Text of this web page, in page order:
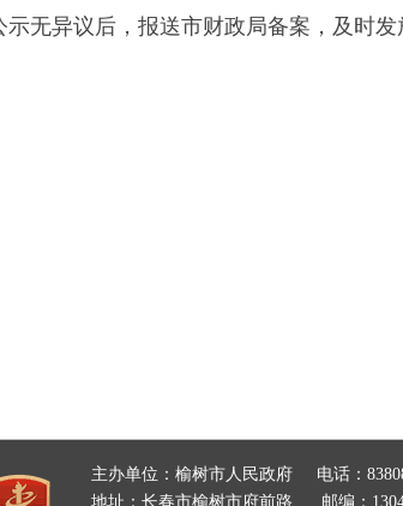
无异议后， 报送市财政局备案 ， 及时发
主办单位：榆树市人民政府
电话：
地址：长春市榆树市府前路
邮编：